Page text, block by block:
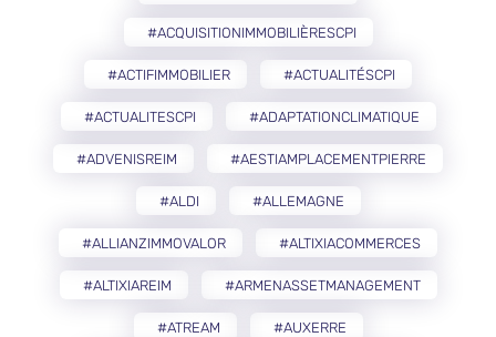
#ACQUISITIONIMMOBILIÈRESCPI
#ACTIFIMMOBILIER #ACTUALITÉSCPI
#ACTUALITESCPI #ADAPTATIONCLIMATIQUE
#ADVENISREIM #AESTIAMPLACEMENTPIERRE
#ALDI #ALLEMAGNE
#ALLIANZIMMOVALOR #ALTIXIACOMMERCES
#ALTIXIAREIM #ARMENASSETMANAGEMENT
#ATREAM #AUXERRE